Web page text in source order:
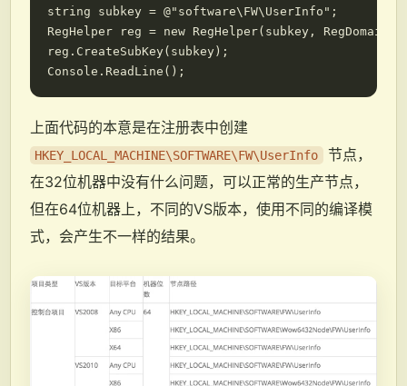
string subkey = @"software\FW\UserInfo";
RegHelper reg = new RegHelper(subkey,
reg.CreateSubKey(subkey);
上面代码的本意是在注册表中创建
HKEY_LOCAL_MACHINE\SOFTWARE\FW\UserInfo
节点，
在32位机器中没有什么问题，可以正常的生产节点，
但在64位机器上，不同的VS版本，使用不同的编译模
式，会产生不一样的结果。